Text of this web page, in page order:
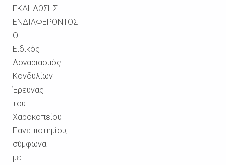
ΕΚΔΗΛΩΣΗΣ
ΕΝΔΙΑΦΕΡΟΝΤΟΣ
Ο
Ειδικός
Λογαριασμός
Κονδυλίων
Έρευνας
του
Χαροκοπείου
Πανεπιστημίου,
σύμφωνα
με